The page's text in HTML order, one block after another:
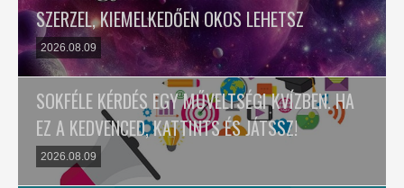
SZERZEL, KIEMELKEDŐEN OKOS LEHETSZ
2026.08.09
SOKFÉLE KÉRDÉS EGY MŰVELTSÉGI KVÍZBEN. HA
EZ A KEDVENCED, KATTINTS ÉS JÁTSSZ!
2026.08.09